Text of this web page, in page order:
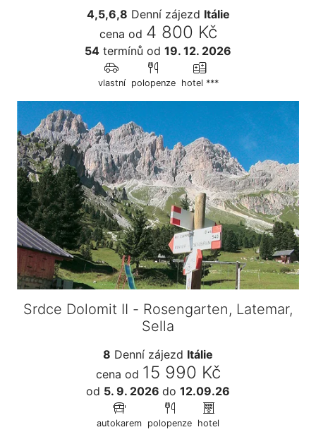
4,5,6,8 Denní zájezd Itálie
cena od 4 800 Kč
54 termínů od 19. 12. 2026
vlastní polopenze hotel ***
Srdce Dolomit II - Rosengarten, Latemar,
Sella
8 Denní zájezd Itálie
cena od 15 990 Kč
od 5. 9. 2026 do 12.09.26
autokarem polopenze hotel